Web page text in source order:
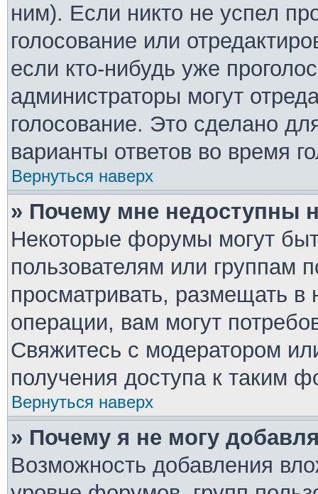
ним). Если никто не успел
голосование или
если кто-нибудь уже
администраторы могут
голосование. Это сделано
варианты ответов во время
Вернуться наверх
» Почему мне недоступны
Некоторые форумы могут
пользователям или группам
просматривать, размещать
операции, вам могут
Свяжитесь с модератором
получения доступа к таким
Вернуться наверх
» Почему я не могу
Возможность добавления